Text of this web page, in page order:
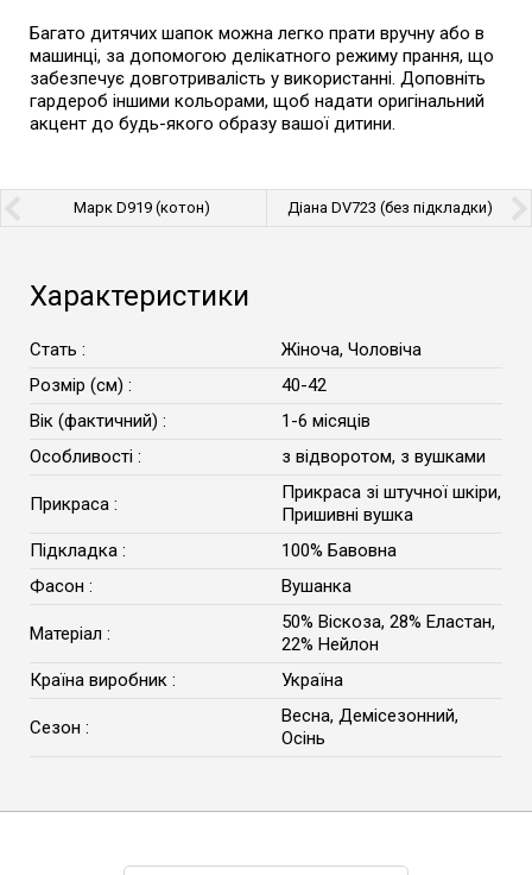
Багато дитячих шапок можна легко прати вручну або в
машинці, за допомогою делікатного режиму прання, що
забезпечує довготривалість у використанні. Доповніть
гардероб іншими кольорами, щоб надати оригінальний
акцент до будь-якого образу вашої дитини.
Діана DV723 (без підкладки)
Марк D919 (котон)
Характеристики
Стать :
Жіноча, Чоловіча
Розмір (см) :
40-42
Вік (фактичний) :
1-6 місяців
Особливості :
з відворотом, з вушками
Прикраса :
Прикраса зі штучної шкіри,
Пришивні вушка
Підкладка :
100% Бавовна
Фасон :
Вушанка
Матеріал :
50% Віскоза, 28% Еластан,
22% Нейлон
Країна виробник :
Україна
Сезон :
Весна, Демісезонний,
Осінь